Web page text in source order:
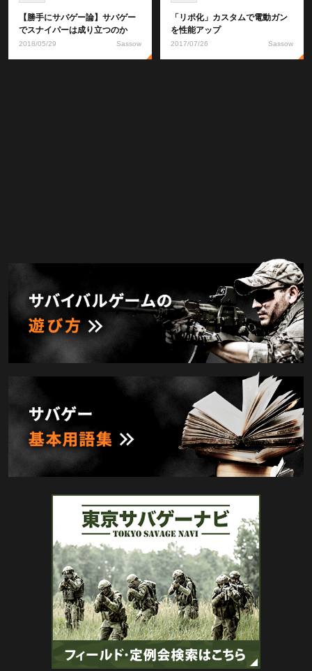
【勝手にサバゲー論】サバゲー
でスナイパーは成り立つのか
2018/05/29 Sassow
「リポ化」カスタムで電動ガン
を性能アップ
2017/07/26 Sassow